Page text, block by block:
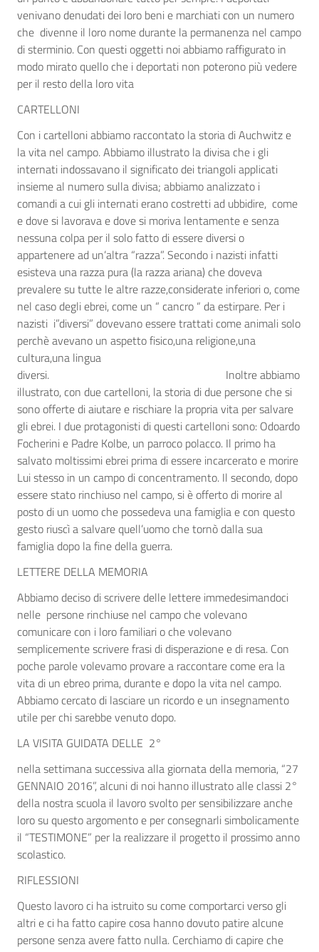
venivano denudati dei loro beni e marchiati con un numero
che divenne il loro nome durante la permanenza nel campo
di sterminio. Con questi oggetti noi abbiamo raffigurato in
modo mirato quello che i deportati non poterono più vedere
per il resto della loro vita
CARTELLONI
Con i cartelloni abbiamo raccontato la storia di Auchwitz e
la vita nel campo. Abbiamo illustrato la divisa che i gli
internati indossavano il significato dei triangoli applicati
insieme al numero sulla divisa; abbiamo analizzato i
comandi a cui gli internati erano costretti ad ubbidire, come
e dove si lavorava e dove si moriva lentamente e senza
nessuna colpa per il solo fatto di essere diversi o
appartenere ad un’altra “razza”. Secondo i nazisti infatti
esisteva una razza pura (la razza ariana) che doveva
prevalere su tutte le altre razze,considerate inferiori o, come
nel caso degli ebrei, come un “ cancro “ da estirpare. Per i
nazisti i”diversi” dovevano essere trattati come animali solo
perchè avevano un aspetto fisico,una religione,una
cultura,una lingua
diversi. Inoltre abbiamo
illustrato, con due cartelloni, la storia di due persone che si
sono offerte di aiutare e rischiare la propria vita per salvare
gli ebrei. I due protagonisti di questi cartelloni sono: Odoardo
Focherini e Padre Kolbe, un parroco polacco. Il primo ha
salvato moltissimi ebrei prima di essere incarcerato e morire
Lui stesso in un campo di concentramento. Il secondo, dopo
essere stato rinchiuso nel campo, si è offerto di morire al
posto di un uomo che possedeva una famiglia e con questo
gesto riuscì a salvare quell’uomo che tornò dalla sua
famiglia dopo la fine della guerra.
LETTERE DELLA MEMORIA
Abbiamo deciso di scrivere delle lettere immedesimandoci
nelle persone rinchiuse nel campo che volevano
comunicare con i loro familiari o che volevano
semplicemente scrivere frasi di disperazione e di resa. Con
poche parole volevamo provare a raccontare come era la
vita di un ebreo prima, durante e dopo la vita nel campo.
Abbiamo cercato di lasciare un ricordo e un insegnamento
utile per chi sarebbe venuto dopo.
LA VISITA GUIDATA DELLE 2°
nella settimana successiva alla giornata della memoria, “27
GENNAIO 2016”, alcuni di noi hanno illustrato alle classi 2°
della nostra scuola il lavoro svolto per sensibilizzare anche
loro su questo argomento e per consegnarli simbolicamente
il “TESTIMONE” per la realizzare il progetto il prossimo anno
scolastico.
RIFLESSIONI
Questo lavoro ci ha istruito su come comportarci verso gli
altri e ci ha fatto capire cosa hanno dovuto patire alcune
persone senza avere fatto nulla. Cerchiamo di capire che